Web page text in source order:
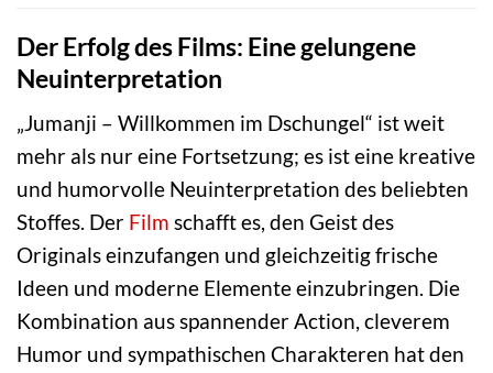
Der Erfolg des Films: Eine gelungene
Neuinterpretation
„Jumanji – Willkommen im Dschungel“ ist weit
mehr als nur eine Fortsetzung; es ist eine kreative
und humorvolle Neuinterpretation des beliebten
Stoffes. Der Film schafft es, den Geist des
Originals einzufangen und gleichzeitig frische
Ideen und moderne Elemente einzubringen. Die
Kombination aus spannender Action, cleverem
Humor und sympathischen Charakteren hat den